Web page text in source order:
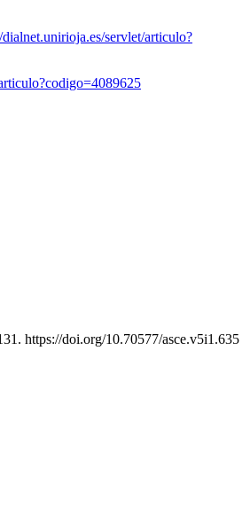
dialnet.unirioja.es/servlet/articulo?
https://doi.org/10.70577/asce.v5i1.635